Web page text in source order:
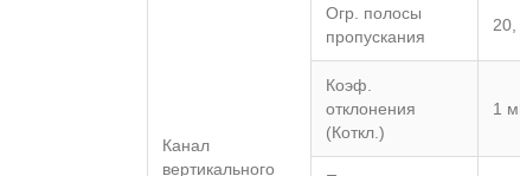
Канал
вертикального
Огр. полосы
пропускания
Коэф.
отклонения
(Коткл.)
1